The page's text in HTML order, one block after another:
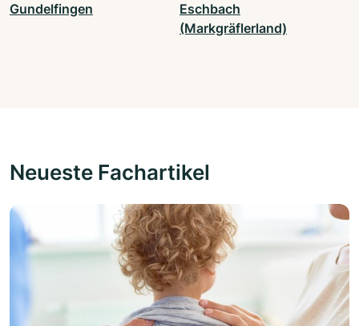
Gundelfingen
Eschbach
(Markgräflerland)
Neueste Fachartikel